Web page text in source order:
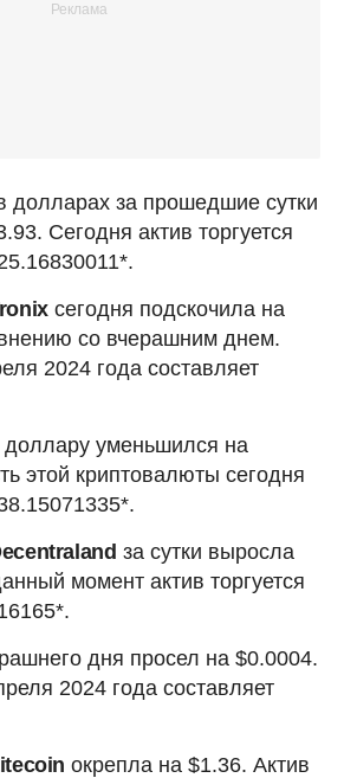
долларах за прошедшие сутки
Сегодня актив торгуется
сегодня подскочила на
со вчерашним днем.
2024 года составляет
доллару уменьшился на
этой криптовалюты сегодня
за сутки выросла
момент актив торгуется
дня просел на $0.0004.
2024 года составляет
окрепла на $1.36. Актив